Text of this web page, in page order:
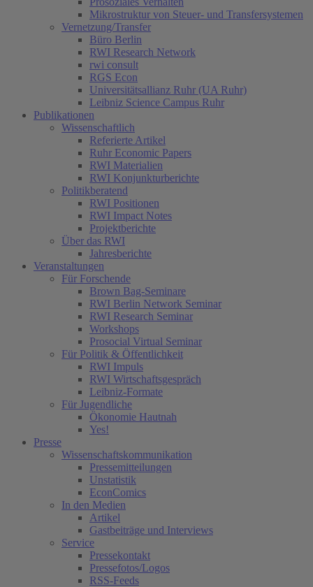
Mikrostruktur von Steuer- und Transfersystemen
Vernetzung/Transfer
Büro Berlin
RWI Research Network
rwi consult
RGS Econ
Universitätsallianz Ruhr (UA Ruhr)
Leibniz Science Campus Ruhr
Publikationen
Wissenschaftlich
Referierte Artikel
Ruhr Economic Papers
RWI Materialien
RWI Konjunkturberichte
Politikberatend
RWI Positionen
RWI Impact Notes
Projektberichte
Über das RWI
Jahresberichte
Veranstaltungen
Für Forschende
Brown Bag-Seminare
RWI Berlin Network Seminar
RWI Research Seminar
Workshops
Prosocial Virtual Seminar
Für Politik & Öffentlichkeit
RWI Impuls
RWI Wirtschaftsgespräch
Leibniz-Formate
Für Jugendliche
Ökonomie Hautnah
Yes!
Presse
Wissenschaftskommunikation
Pressemitteilungen
Unstatistik
EconComics
In den Medien
Artikel
Gastbeiträge und Interviews
Service
Pressekontakt
Pressefotos/Logos
RSS-Feeds